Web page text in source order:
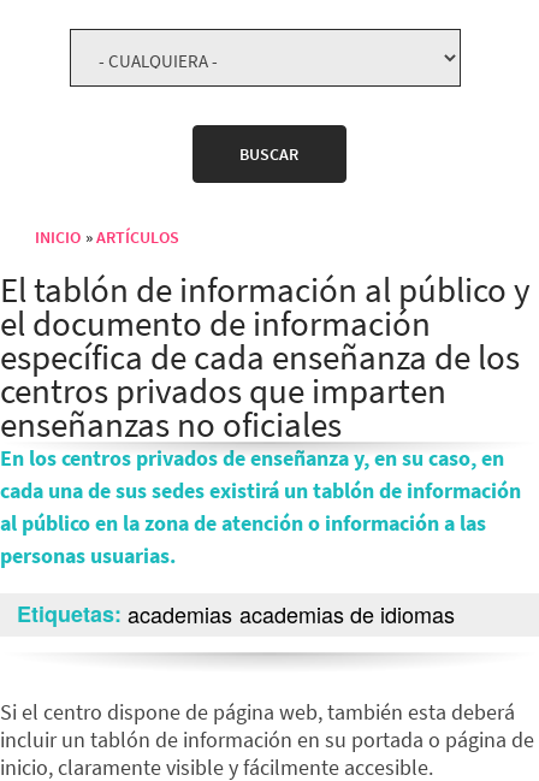
Sobrescribir enlaces de ayuda a la navegación
INICIO ARTÍCULOS
El tablón de información al público y
el documento de información
específica de cada enseñanza de los
centros privados que imparten
enseñanzas no oficiales
En los centros privados de enseñanza y, en su caso, en
cada una de sus sedes existirá un tablón de información
al público en la zona de atención o información a las
personas usuarias.
Etiquetas academias academias de idiomas
Si el centro dispone de página web, también esta deberá
incluir un tablón de información en su portada o página de
inicio, claramente visible y fácilmente accesible.